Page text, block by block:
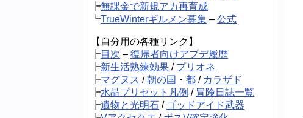
┣無課金で新規アカ再育成
┗TrueWinterギルメン募集 – 公式
【自分用の各種リンク】
┣目次 – 復帰者向けアプデ履歴
┣新生活熟練効果 / プリオネ
┣マグヌス /朝の国 ・ 都 / カラザド
┣水晶プリセット凡例 / 冒険日誌一覧
┣遺物と光明石 / ゴッドアイド武器